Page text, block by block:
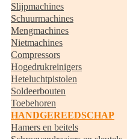
Slijpmachines
Schuurmachines
Mengmachines
Nietmachines
Compressors
Hogedrukreinigers
Heteluchtpistolen
Soldeerbouten
Toebehoren
HANDGEREEDSCHAP
Hamers en beitels